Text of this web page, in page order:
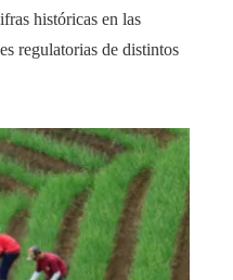
históricas en las
regulatorias de distintos